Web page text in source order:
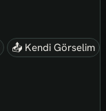
📤 Kendi Görselim